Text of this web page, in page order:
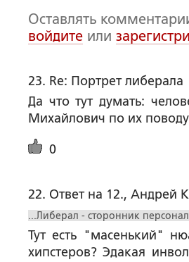
Оставлять
войдите или
23. Re: Портрет либерала
Да что тут думать:
Михайлович по их поводу
0
22. Ответ на 12., Андрей
...Либерал - сторонник
Тут есть "масенький"
хипстеров? Эдакая